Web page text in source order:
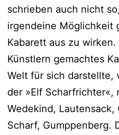
schrieben auch nicht
irgendeine Möglichkeit
Kabarett aus zu
Künstlern gemachtes
Welt für sich darstellte,
der »Elf Scharfrichter«,
Wedekind, Lautensack,
Scharf, Gumppenberg.